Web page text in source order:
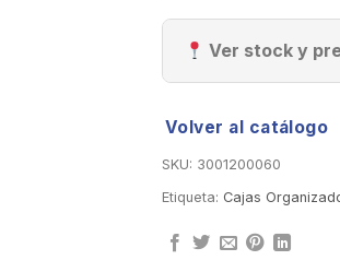
Ver stock y
Volver al catálogo
SKU: 3001200060
Etiqueta: Cajas